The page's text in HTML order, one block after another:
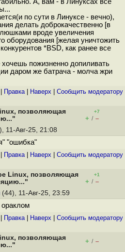
А, вам - в Линуксах всё
по сути в Линуксе - вечно),
делать доброкачественно [в
вроде увеличения
оборудования [желая уничтожить
*BSD, как ранее все
пожизненно допиливать
даром же батрача - молча жри
Правка| Наверх Cообщить модератору
позволяющая
+7
+ / –
11-Авг-25, 21:08
"ошибка"
Правка| Наверх Cообщить модератору
Linux, позволяющая
+1
+ / –
(44), 11-Авг-25, 23:59
Правка| Наверх Cообщить модератору
позволяющая
+ / –